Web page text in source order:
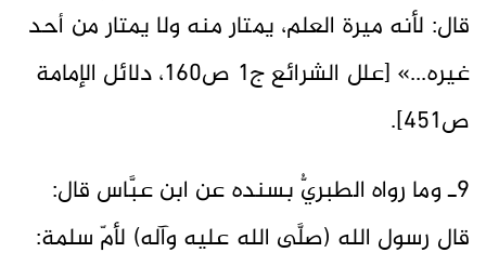
قال: لأنه ميرة العلم، يمتار منه ولا يمتار من أحد
غيره...» [علل الشرائع ج1 ص160، دلائل الإمامة
ص451].
9ـ وما رواه الطبريُّ بسنده عن ابن عبَّاس قال:
قال رسول الله (صلَّى الله عليه وآله) لأمّ سلمة: